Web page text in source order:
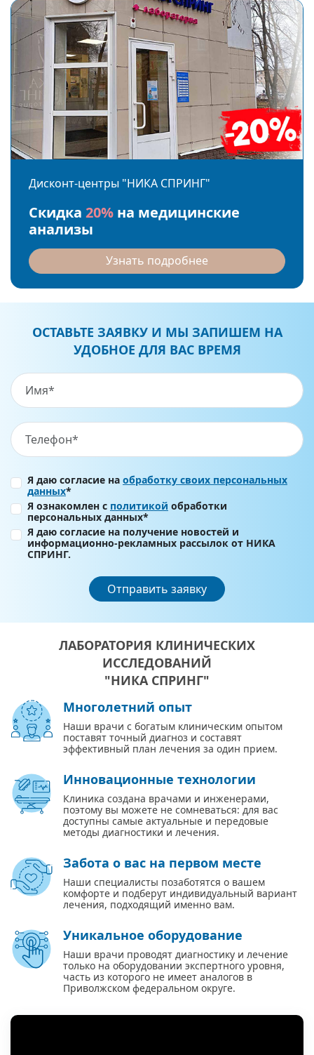
Дисконт-центры "НИКА СПРИНГ"
Скидка 20% на медицинские
анализы
Узнать подробнее
ОСТАВЬТЕ ЗАЯВКУ И МЫ ЗАПИШЕМ НА
УДОБНОЕ ДЛЯ ВАС ВРЕМЯ
Я даю согласие на обработку своих персональных
данных*
Я ознакомлен с политикой обработки
персональных данных*
Я даю согласие на получение новостей и
информационно-рекламных рассылок от НИКА
СПРИНГ.
Отправить заявку
ЛАБОРАТОРИЯ КЛИНИЧЕСКИХ
ИССЛЕДОВАНИЙ
"НИКА СПРИНГ"
Многолетний опыт
Наши врачи с богатым клиническим опытом
поставят точный диагноз и составят
эффективный план лечения за один прием.
Инновационные технологии
Клиника создана врачами и инженерами,
поэтому вы можете не сомневаться: для вас
доступны самые актуальные и передовые
методы диагностики и лечения.
Забота о вас на первом месте
Наши специалисты позаботятся о вашем
комфорте и подберут индивидуальный вариант
лечения, подходящий именно вам.
Уникальное оборудование
Наши врачи проводят диагностику и лечение
только на оборудовании экспертного уровня,
часть из которого не имеет аналогов в
Приволжском федеральном округе.